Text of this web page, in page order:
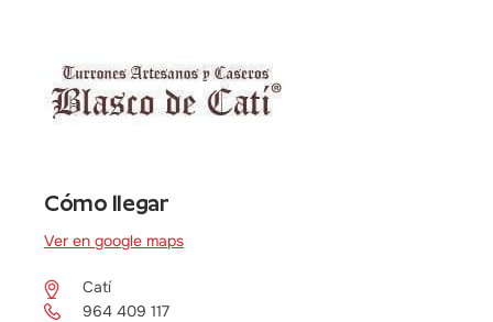
Cómo llegar
Ver en google maps
Catí
964 409 117